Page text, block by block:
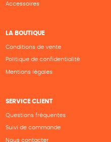
Accessoires
LA BOUTIQUE
Conditions de vente
Politique de confidentialité
Mentions légales
SERVICE CLIENT
Questions fréquentes
Suivi de commande
Nous contacter